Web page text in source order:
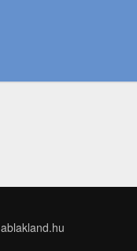
ablakland.hu